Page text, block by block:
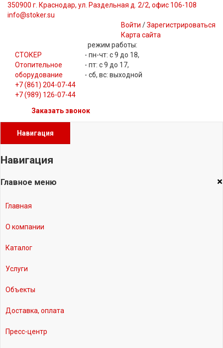
350900 г. Краснодар, ул. Раздельная д. 2/2, офис 106-108
info@stoker.su
Войти /Зарегистрироваться
Карта сайта
СТОКЕР
Отопительное
оборудование
режим работы:
- пн-чт: с 9 до 18,
- пт: с 9 до 17,
- сб, вс: выходной
+7 (861) 204-07-44
+7 (989) 126-07-44
Заказать звонок
Навигация
Навигация
×
Главное меню
Главная
О компании
Каталог
Услуги
Объекты
Доставка, оплата
Пресс-центр